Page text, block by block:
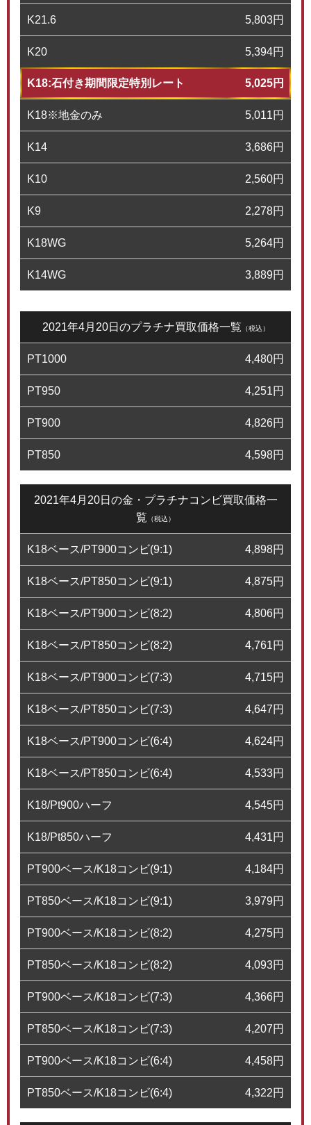
K21.6 5,803円
K20 5,394円
K18:石付き期間限定特別レート 5,025円
K18※地金のみ 5,011円
K14 3,686円
K10 2,560円
K9 2,278円
K18WG 5,264円
K14WG 3,889円
2021年4月20日のプラチナ買取価格一覧 （税込）
PT1000 4,480円
PT950 4,251円
PT900 4,826円
PT850 4,598円
2021年4月20日の金・プラチナコンビ買取価格一
覧 （税込）
K18ベース/PT900コンビ(9:1) 4,898円
K18ベース/PT850コンビ(9:1) 4,875円
K18ベース/PT900コンビ(8:2) 4,806円
K18ベース/PT850コンビ(8:2) 4,761円
K18ベース/PT900コンビ(7:3) 4,715円
K18ベース/PT850コンビ(7:3) 4,647円
K18ベース/PT900コンビ(6:4) 4,624円
K18ベース/PT850コンビ(6:4) 4,533円
K18/Pt900ハーフ 4,545円
K18/Pt850ハーフ 4,431円
PT900ベース/K18コンビ(9:1) 4,184円
PT850ベース/K18コンビ(9:1) 3,979円
PT900ベース/K18コンビ(8:2) 4,275円
PT850ベース/K18コンビ(8:2) 4,093円
PT900ベース/K18コンビ(7:3) 4,366円
PT850ベース/K18コンビ(7:3) 4,207円
PT900ベース/K18コンビ(6:4) 4,458円
PT850ベース/K18コンビ(6:4) 4,322円